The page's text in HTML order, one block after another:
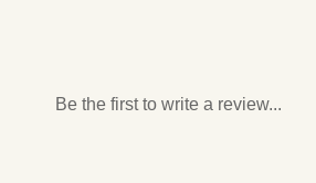
Be the first to write a review...